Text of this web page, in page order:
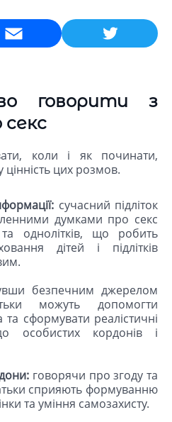
Email
говорити з
секс
коли і як починати,
цих розмов.
сучасний підліток
думками про секс
однолітків, що робить
дітей і підлітків
безпечним джерелом
можуть допомогти
та сформувати реалістичні
особистих кордонів і
говорячи про згоду та
сприяють формуванню
та уміння самозахисту.